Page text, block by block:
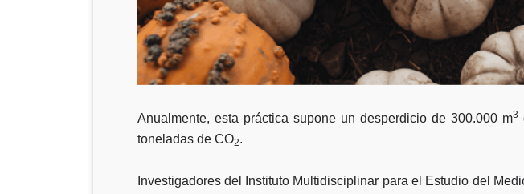
Anualmente, esta práctica supone un desperdicio de 300.000 m3
toneladas de CO2.
Investigadores del
Instituto Multidisciplinar para el Estudio del